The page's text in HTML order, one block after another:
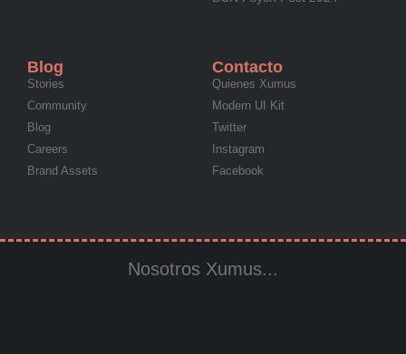
Blog
Stories
Community
Blog
Careers
Brand Assets
Contacto
Quienes Xumus
Modern UI Kit
Twitter
Instagram
Facebook
Nosotros Xumus...